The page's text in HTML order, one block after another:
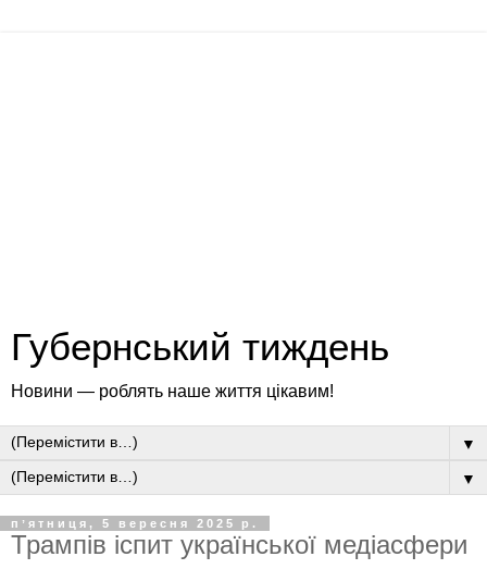
Губернський тиждень
Новини — роблять наше життя цікавим!
▼
▼
пʼятниця, 5 вересня 2025 р.
Трампів іспит української медіасфери